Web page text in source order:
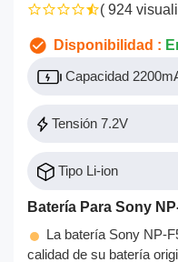
( 924
Disponibilidad :
Capacidad
Tensión 7.2V
Tipo Li-ion
Batería Para Sony
La batería Sony NP-
calidad de su batería